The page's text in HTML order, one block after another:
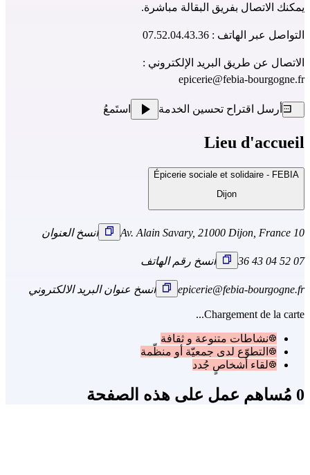
يمكنك الاتصال بفريق البقالة مباشرة.
التواصل عبر الهاتف : 07.52.04.43.36
الاتصال عن طريق البريد الإلكتروني :
epicerie@febia-bourgogne.fr
أرسل اقتراح تحسين الخدمة استَمعُ
Lieu d'accueil
Épicerie sociale et solidaire - FEBIA
Dijon
10 Av. Alain Savary, 21000 Dijon, France انسخ العنوان
07 52 04 43 36 انسخ رقم الهاتف
epicerie@febia-bourgogne.fr انسخ عنوان البريد الالكتروني
Chargement de la carte...
نشاطات متنوعة و ثقافة
التطوّع لدى جمعيّة أو منظّمة
لقاء أشخاصٍ جُدد
0 مُساهم عمل على هذه الصفحة